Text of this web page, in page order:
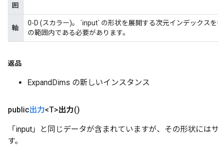
囲
軸
0-D (スカラー)。 `input` の形状を展開する次元インデックス
の範囲内である必要があります。
返品
ExpandDims の新しいインスタンス
public出力<T>出力()
「input」と同じデータが含まれていますが、その形状には
す。